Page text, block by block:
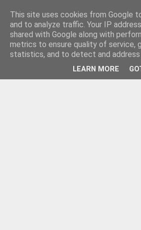
This site uses cookies from Google
and to analyze traffic. Your IP
shared with Google along with
metrics to ensure quality of service,
statistics, and to detect and address
LEARN MORE